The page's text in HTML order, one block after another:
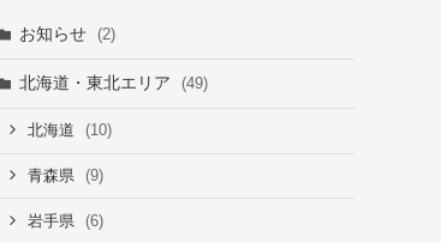
お知らせ (2)
北海道・東北エリア (49)
北海道 (10)
青森県 (9)
岩手県 (6)